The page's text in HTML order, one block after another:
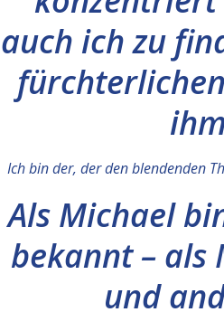
auch ich zu
Ich bin der, der den blendenden
Als Michael
bekannt – als
und